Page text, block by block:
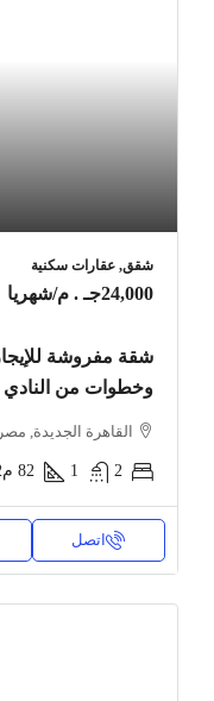
شقق, عقارات سكنية
24,000جـ . م /شهريا
وخطوات من النادي
القاهرة الجديدة, مصر
2
1
82 م2
اتصل